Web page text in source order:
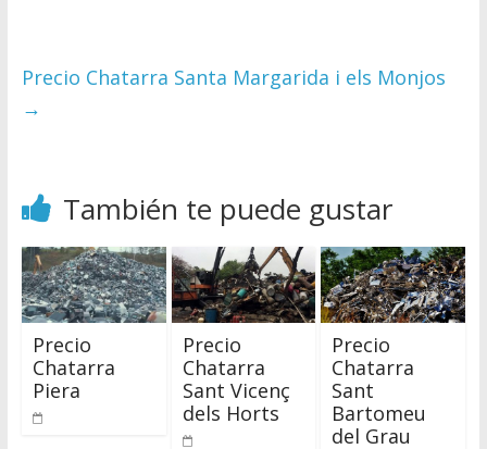
Precio Chatarra Santa Margarida i els Monjos
→
También te puede gustar
Precio
Chatarra
Piera
Precio
Chatarra
Sant Vicenç
dels Horts
Precio
Chatarra
Sant
Bartomeu
del Grau